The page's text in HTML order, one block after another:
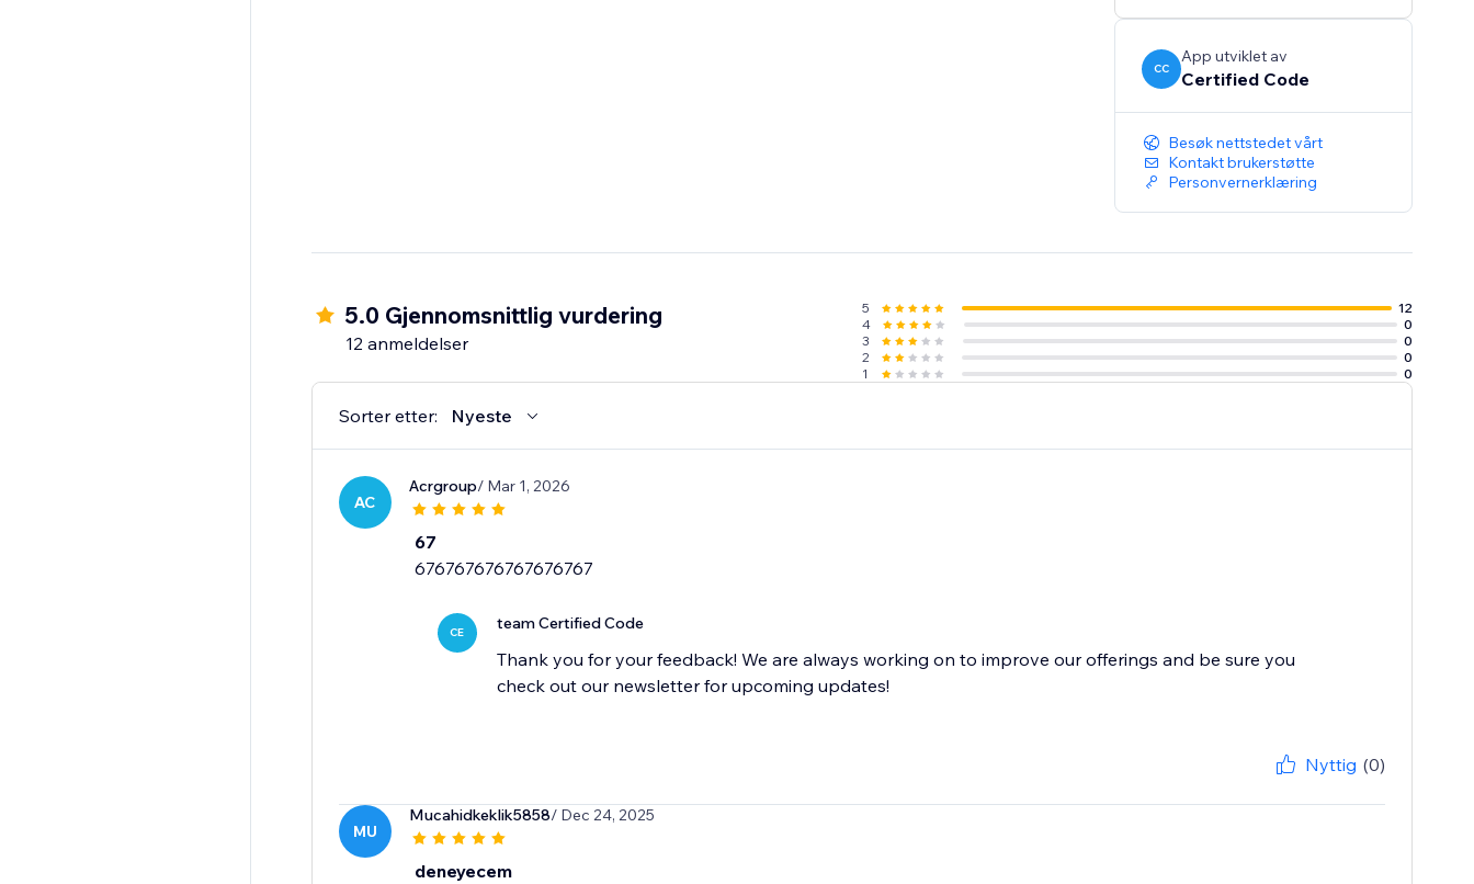
CC
App utviklet av
Certified Code
Besøk nettstedet vårt
Kontakt brukerstøtte
Personvernerklæring
5.0 Gjennomsnittlig vurdering
12 anmeldelser
5
12
4
0
3
0
2
0
1
0
Sorter etter: Nyeste
AC
Acrgroup/ Mar 1, 2026
67
676767676767676767
CE team Certified Code
Thank you for your feedback! We are always working on to improve our offerings and be sure you
check out our newsletter for upcoming updates!
Nyttig (0)
MU
Mucahidkeklik5858/ Dec 24, 2025
deneyecem